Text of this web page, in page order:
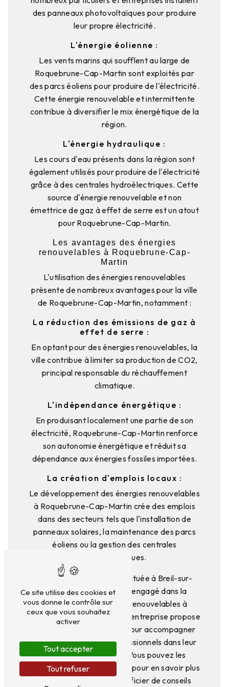
des panneaux photovoltaïques pour produire
leur propre électricité.
L'énergie éolienne :
Les vents marins qui soufflent au large de
Roquebrune-Cap-Martin sont exploités par
des parcs éoliens pour produire de l'électricité.
Cette énergie renouvelable et intermittente
contribue à diversifier le mix énergétique de la
région.
L'énergie hydraulique :
Les cours d'eau présents dans la région sont
également utilisés pour produire de l'électricité
grâce à des centrales hydroélectriques. Cette
source d'énergie renouvelable et non
émettrice de gaz à effet de serre est un atout
pour Roquebrune-Cap-Martin.
Les avantages des énergies
renouvelables à Roquebrune-Cap-
Martin
L'utilisation des énergies renouvelables
présente de nombreux avantages pour la ville
de Roquebrune-Cap-Martin, notamment :
La réduction des émissions de gaz à
effet de serre :
En optant pour des énergies renouvelables, la
ville contribue à limiter sa production de CO2,
principal responsable du réchauffement
climatique.
L'indépendance énergétique :
En produisant localement une partie de son
électricité, Roquebrune-Cap-Martin renforce
son autonomie énergétique et réduit sa
dépendance aux énergies fossiles importées.
La création d'emplois locaux :
Le développement des énergies renouvelables
à Roquebrune-Cap-Martin crée des emplois
dans des secteurs tels que l'installation de
panneaux solaires, la maintenance des parcs
éoliens ou la gestion des centrales
hydroélectriques.
Cottalorda et Rech Sarl, située à Breil-sur-
Roya est un acteur local engagé dans la
promotion des énergies renouvelables à
Roquebrune-Cap-Martin. L'entreprise propose
des solutions sur-mesure pour accompagner
les particuliers et les professionnels dans leur
transition énergétique. Vous pouvez les
contacter au 04 93 04 41 81 pour en savoir plus
sur leurs services et bénéficier de conseils
Ce site utilise des cookies et
vous donne le contrôle sur
ceux que vous souhaitez
activer
Tout accepter
Tout refuser